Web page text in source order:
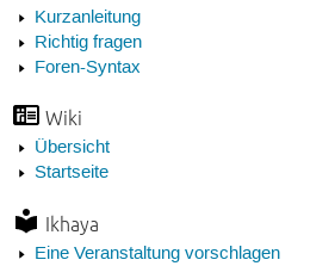
Kurzanleitung
Richtig fragen
Foren-Syntax
Wiki
Übersicht
Startseite
Ikhaya
Eine Veranstaltung vorschlagen